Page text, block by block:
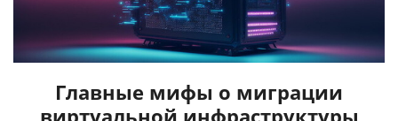
Главные мифы о миграции